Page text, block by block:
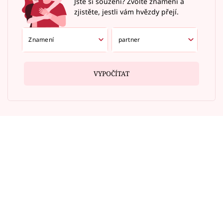
zjistěte, jestli vám hvězdy přejí.
VYPOČÍTAT